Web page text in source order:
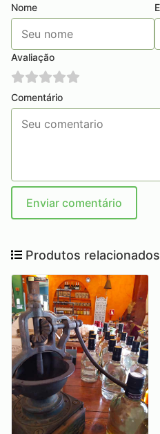
Nome
Avaliação
Comentário
Enviar comentário
Produtos relacionados